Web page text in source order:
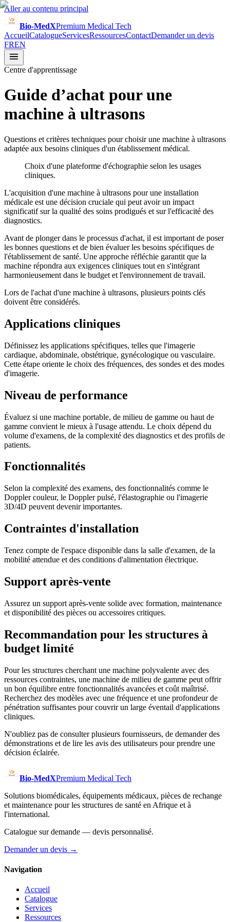
Aller au contenu principal
Bio-MedXPremium Medical Tech
AccueilCatalogueServicesRessourcesContactDemander un devis
FREN
Centre d'apprentissage
Guide d’achat pour une
machine à ultrasons
Questions et critères techniques pour choisir une machine à ultrasons
adaptée aux besoins cliniques d'un établissement médical.
Choix d'une plateforme d'échographie selon les usages
cliniques.
L'acquisition d'une machine à ultrasons pour une installation
médicale est une décision cruciale qui peut avoir un impact
significatif sur la qualité des soins prodigués et sur l'efficacité des
diagnostics.
Avant de plonger dans le processus d'achat, il est important de poser
les bonnes questions et de bien évaluer les besoins spécifiques de
l'établissement de santé. Une approche réfléchie garantit que la
machine répondra aux exigences cliniques tout en s'intégrant
harmonieusement dans le budget et l'environnement de travail.
Lors de l'achat d'une machine à ultrasons, plusieurs points clés
doivent être considérés.
Applications cliniques
Définissez les applications spécifiques, telles que l'imagerie
cardiaque, abdominale, obstétrique, gynécologique ou vasculaire.
Cette étape oriente le choix des fréquences, des sondes et des modes
d'imagerie.
Niveau de performance
Évaluez si une machine portable, de milieu de gamme ou haut de
gamme convient le mieux à l'usage attendu. Le choix dépend du
volume d'examens, de la complexité des diagnostics et des profils de
patients.
Fonctionnalités
Selon la complexité des examens, des fonctionnalités comme le
Doppler couleur, le Doppler pulsé, l'élastographie ou l'imagerie
3D/4D peuvent devenir importantes.
Contraintes d'installation
Tenez compte de l'espace disponible dans la salle d'examen, de la
mobilité attendue et des conditions d'alimentation électrique.
Support après-vente
Assurez un support après-vente solide avec formation, maintenance
et disponibilité des pièces ou accessoires critiques.
Recommandation pour les structures à
budget limité
Pour les structures cherchant une machine polyvalente avec des
ressources contraintes, une machine de milieu de gamme peut offrir
un bon équilibre entre fonctionnalités avancées et coût maîtrisé.
Recherchez des modèles avec une fréquence et une profondeur de
pénétration suffisantes pour couvrir un large éventail d'applications
cliniques.
N'oubliez pas de consulter plusieurs fournisseurs, de demander des
démonstrations et de lire les avis des utilisateurs pour prendre une
décision éclairée.
Bio-MedXPremium Medical Tech
Solutions biomédicales, équipements médicaux, pièces de rechange
et maintenance pour les structures de santé en Afrique et à
l'international.
Catalogue sur demande — devis personnalisé.
Demander un devis →
Navigation
Accueil
Catalogue
Services
Ressources